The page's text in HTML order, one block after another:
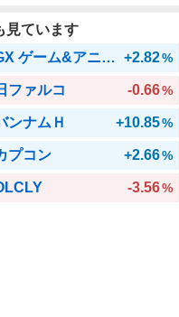
見ています
GX ゲーム&アニメ日株 +2.82%
ファルコ -0.66%
ンナムＨ +10.85%
プコン +2.66%
-3.56%